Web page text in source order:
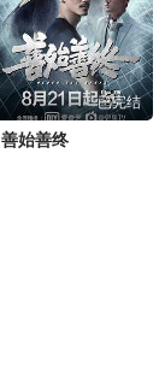
已完结
善始善终